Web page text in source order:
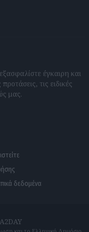
έγκαιρη και
τις ειδικές
μας.
δεδομένα